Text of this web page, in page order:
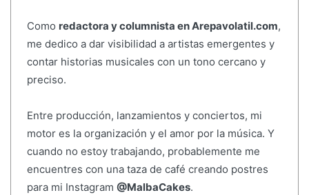
Como redactora y columnista en Arepavolatil.com,
me dedico a dar visibilidad a artistas emergentes y
contar historias musicales con un tono cercano y
preciso.
Entre producción, lanzamientos y conciertos, mi
motor es la organización y el amor por la música. Y
cuando no estoy trabajando, probablemente me
encuentres con una taza de café creando postres
para mi Instagram @MalbaCakes.